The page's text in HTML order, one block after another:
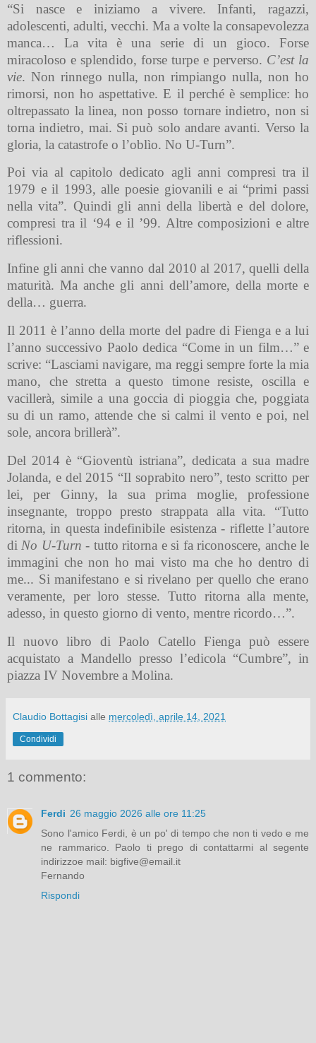
“Si nasce e iniziamo a vivere. Infanti, ragazzi,
adolescenti, adulti, vecchi. Ma a volte la consapevolezza
manca… La vita è una serie di un gioco. Forse
miracoloso e splendido, forse turpe e perverso. C’est la
vie. Non rinnego nulla, non rimpiango nulla, non ho
rimorsi, non ho aspettative. E il perché è semplice: ho
oltrepassato la linea, non posso tornare indietro, non si
torna indietro, mai. Si può solo andare avanti. Verso la
gloria, la catastrofe o l’oblìo. No U-Turn”.
Poi via al capitolo dedicato agli anni compresi tra il
1979 e il 1993, alle poesie giovanili e ai “primi passi
nella vita”. Quindi gli anni della libertà e del dolore,
compresi tra il ‘94 e il ’99. Altre composizioni e altre
riflessioni.
Infine gli anni che vanno dal 2010 al 2017, quelli della
maturità. Ma anche gli anni dell’amore, della morte e
della… guerra.
Il 2011 è l’anno della morte del padre di Fienga e a lui
l’anno successivo Paolo dedica “Come in un film…” e
scrive: “Lasciami navigare, ma reggi sempre forte la mia
mano, che stretta a questo timone resiste, oscilla e
vacillerà, simile a una goccia di pioggia che, poggiata
su di un ramo, attende che si calmi il vento e poi, nel
sole, ancora brillerà”.
Del 2014 è “Gioventù istriana”, dedicata a sua madre
Jolanda, e del 2015 “Il soprabito nero”, testo scritto per
lei, per Ginny, la sua prima moglie, professione
insegnante, troppo presto strappata alla vita. “Tutto
ritorna, in questa indefinibile esistenza - riflette l’autore
di No U-Turn- tutto ritorna e si fa riconoscere, anche le
immagini che non ho mai visto ma che ho dentro di
me... Si manifestano e si rivelano per quello che erano
veramente, per loro stesse. Tutto ritorna alla mente,
adesso, in questo giorno di vento, mentre ricordo…”.
Il nuovo libro di Paolo Catello Fienga può essere
acquistato a Mandello presso l’edicola “Cumbre”, in
piazza IV Novembre a Molina.
Claudio Bottagisi alle mercoledì, aprile 14, 2021
Condividi
1 commento:
Ferdi 26 maggio 2026 alle ore 11:25
Sono l'amico Ferdi, è un po' di tempo che non ti vedo e me
ne rammarico. Paolo ti prego di contattarmi al segente
indirizzoe mail: bigfive@email.it
Fernando
Rispondi